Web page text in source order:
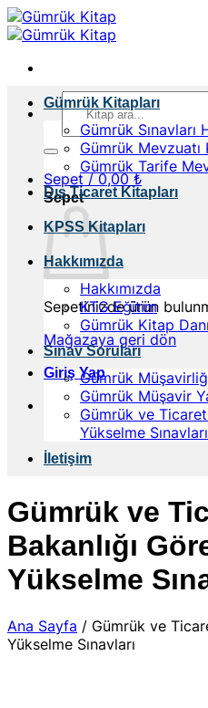
İçeriğe
atla
Ara:
Sepet /0,00₺
Sepet
Sepetinizde ürün
Mağazaya geri dön
Giriş Yap
Gümrük Kitapları
Gümrük Sınavları
Gümrük Mevzuatı
Gümrük Tarife
Dış Ticaret Kitapları
KPSS Kitapları
Hakkımızda
Hakkımızda
KTG Eğitim
Gümrük Kitap
Sınav Soruları
Gümrük
Gümrük Müşavir
Gümrük ve
Yükselme Sınavları
İletişim
Gümrük ve
Bakanlığı
Yükselme
Ana Sayfa / Gümrük ve
Yükselme Sınavları